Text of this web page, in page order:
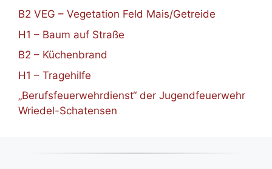
B2 VEG – Vegetation Feld Mais/Getreide
H1 – Baum auf Straße
B2 – Küchenbrand
H1 – Tragehilfe
„Berufsfeuerwehrdienst“ der Jugendfeuerwehr
Wriedel-Schatensen